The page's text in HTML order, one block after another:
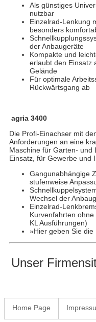
Als günstiges
nutzbar
Einzelrad-Lenkung
besonders
der Anbaugeräte
Kompakte und
erlaubt den Einsatz
Gelände
Für optimale
Rückwärtsgang ab
agria 3400
Die Profi-Einachser mit
Anforderungen an eine
Maschine für Garten- und
Einsatz, für Gewerbe und
Gangunabhängige
stufenweise
Wechsel der
Einzelrad-
Kurvenfahrten
KL Ausführungen)
»Hier geben Sie die
Unser
Home Page